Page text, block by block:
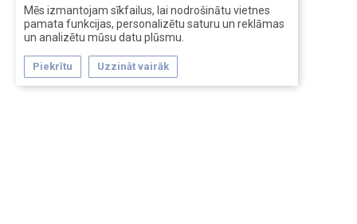
Mēs izmantojam sīkfailus, lai nodrošinātu vietnes
pamata funkcijas, personalizētu saturu un reklāmas
un analizētu mūsu datu plūsmu.
Piekrītu Uzzināt vairāk